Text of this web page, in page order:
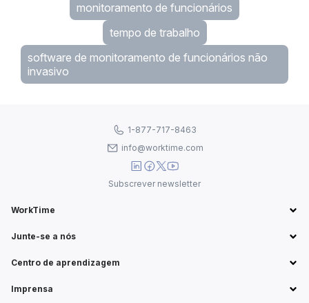
monitoramento de funcionários
tempo de trabalho
software de monitoramento de funcionários não
invasivo
WorkTime
Junte-se a nós
Centro de aprendizagem
Imprensa
1-877-717-8463
info@worktime.com
Subscrever newsletter